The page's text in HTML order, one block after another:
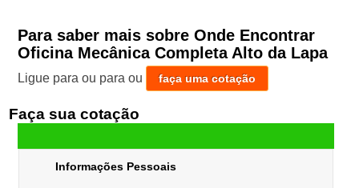
Para saber mais sobre Onde Encontrar
Oficina Mecânica Completa Alto da Lapa
Ligue para ou para ou faça uma cotação
Faça sua cotação
Informações Pessoais